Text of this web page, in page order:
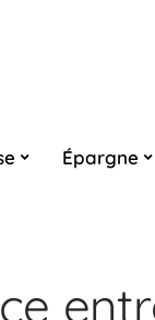
Épargne